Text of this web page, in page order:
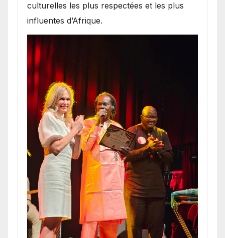
culturelles les plus respectées et les plus
influentes d’Afrique.